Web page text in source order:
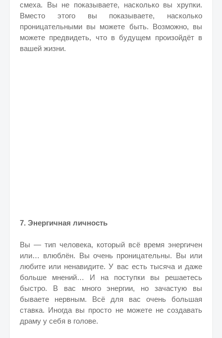
смеха. Вы не показываете, насколько вы хрупки.
Вместо этого вы показываете, насколько
проницательными вы можете быть. Возможно, вы
можете предвидеть, что в будущем произойдёт в
вашей жизни.
7. Энергичная личность
Вы — тип человека, который всё время энергичен
или… влюблён. Вы очень проницательны. Вы или
любите или ненавидите. У вас есть тысяча и даже
больше мнений… И на поступки вы решаетесь
быстро. В вас много энергии, но зачастую вы
бываете нервным. Всё для вас очень большая
ставка. Иногда вы просто не можете не создавать
драму у себя в голове.